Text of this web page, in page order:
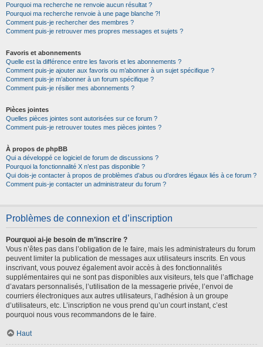
Pourquoi ma recherche ne renvoie aucun résultat ?
Pourquoi ma recherche renvoie à une page blanche ?!
Comment puis-je rechercher des membres ?
Comment puis-je retrouver mes propres messages et sujets ?
Favoris et abonnements
Quelle est la différence entre les favoris et les abonnements ?
Comment puis-je ajouter aux favoris ou m’abonner à un sujet spécifique ?
Comment puis-je m’abonner à un forum spécifique ?
Comment puis-je résilier mes abonnements ?
Pièces jointes
Quelles pièces jointes sont autorisées sur ce forum ?
Comment puis-je retrouver toutes mes pièces jointes ?
À propos de phpBB
Qui a développé ce logiciel de forum de discussions ?
Pourquoi la fonctionnalité X n’est pas disponible ?
Qui dois-je contacter à propos de problèmes d’abus ou d’ordres légaux liés à ce forum ?
Comment puis-je contacter un administrateur du forum ?
Problèmes de connexion et d’inscription
Pourquoi ai-je besoin de m’inscrire ?
Vous n’êtes pas dans l’obligation de le faire, mais les administrateurs du forum
peuvent limiter la publication de messages aux utilisateurs inscrits. En vous
inscrivant, vous pouvez également avoir accès à des fonctionnalités
supplémentaires qui ne sont pas disponibles aux visiteurs, tels que l’affichage
d’avatars personnalisés, l’utilisation de la messagerie privée, l’envoi de
courriers électroniques aux autres utilisateurs, l’adhésion à un groupe
d’utilisateurs, etc. L’inscription ne vous prend qu’un court instant, c’est
pourquoi nous vous recommandons de le faire.
Haut